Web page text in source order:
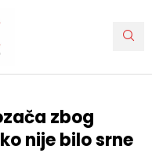
zbog
nije bilo srne